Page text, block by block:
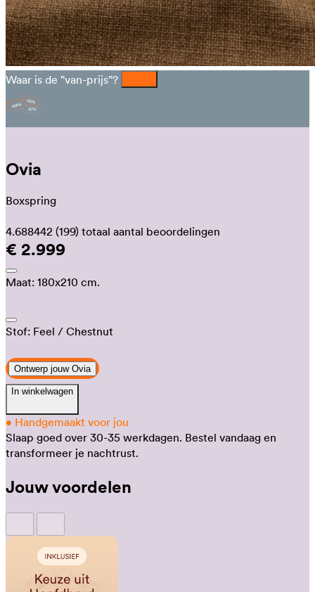
Waar is de "van-prijs"?
Ovia
Boxspring
4.688442 (199) totaal aantal beoordelingen
€ 2.999
Maat: 180x210 cm.
Stof: Feel / Chestnut
Ontwerp jouw Ovia
In winkelwagen
• Handgemaakt voor jou
Slaap goed over 30-35 werkdagen. Bestel vandaag en
transformeer je nachtrust.
Jouw voordelen